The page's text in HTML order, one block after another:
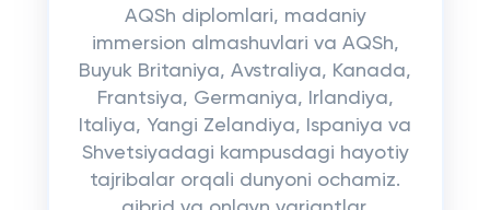
AQSh diplomlari, madaniy
immersion almashuvlari va AQSh,
Buyuk Britaniya, Avstraliya, Kanada,
Frantsiya, Germaniya, Irlandiya,
Italiya, Yangi Zelandiya, Ispaniya va
Shvetsiyadagi kampusdagi hayotiy
tajribalar orqali dunyoni ochamiz.